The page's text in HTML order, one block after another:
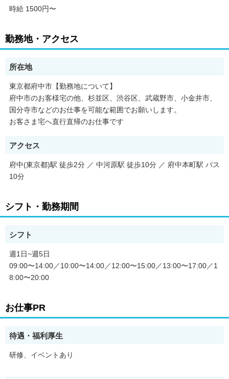
食事つくり、清掃、洗濯、買い物、お話し相手など、
ご高齢者様の暮らしのサポートします。
★働き方の例★
【パターン①】仕事がない土・日・祝日に勤務を希望の高橋さん
土 10：00～12：00 A様 掃除・洗濯・昼食作り
日 14：00～17：00 B様 掃除・買い物
祝日 13：00～16：00 C様 掃除・洗濯など
【パターン②】火曜の午後と木曜の終日勤務を希望の田中さん
月 別のお仕事
火 午前中は別のお仕事 14：00～18：00 D様 掃除・夕食作
水 お休み
木 9：00～18：00 E様 掃除・洗濯・買い物・夕食作り
金 別のお仕事
土 お休み
日 お休み
◆職場環境◆
男女ともに活躍しているケアスタッフのお仕事。
特に30～60代の女性スタッフが多数在籍しています！
活躍しています♪
◇えるぼしマーク取得企業です。
◆研修◆
ダスキンでは、未経験の方も安心してお仕事スタートしていただ
マナーや家事の基本、シニアケアの知識、OJT研修など、
あなたのステップアップをしっかりフォローします◎
ダスキンが提供するシニアケア。
掃除・洗濯・料理、高齢者の身の回りのお手伝いなど、
時給 1500円〜
勤務地・アクセス
所在地
東京都府中市【勤務地について】
府中市のお客様宅の他、杉並区、渋谷区、武蔵野市、小金井市、
国分寺市などのお仕事を可能な範囲でお願いします。
お客さま宅へ直行直帰のお仕事です
アクセス
府中(東京都)駅 徒歩2分 ／ 中河原駅 徒歩10分 ／ 府中本町駅 バス
10分
シフト・勤務期間
シフト
週1日~週5日
09:00〜14:00／10:00〜14:00／12:00〜15:00／13:00〜17:00／1
8:00〜20:00
お仕事PR
待遇・福利厚生
研修、イベントあり